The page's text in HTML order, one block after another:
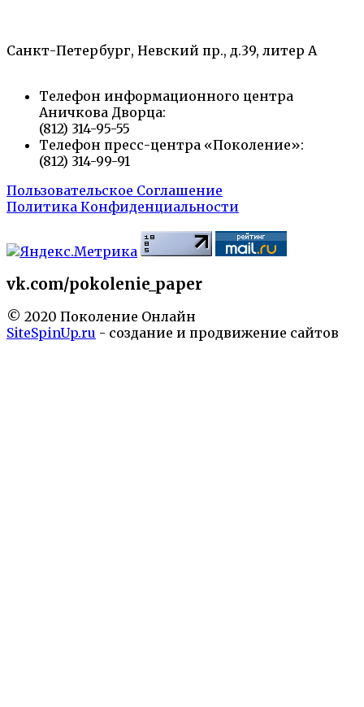
Санкт-Петербург, Невский пр., д.39, литер А
Телефон информационного центра
Аничкова Дворца:
(812) 314-95-55
Телефон пресс-центра «Поколение»:
(812) 314-99-91
Пользовательское Соглашение
Политика Конфиденциальности
vk.com/pokolenie_paper
© 2020 Поколение Онлайн
SiteSpinUp.ru - создание и продвижение сайтов